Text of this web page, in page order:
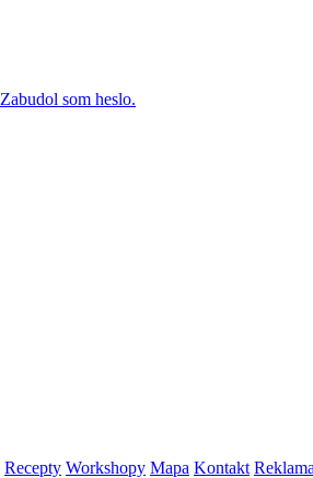
Zabudol som heslo.
Recepty Workshopy Mapa Kontakt Reklama